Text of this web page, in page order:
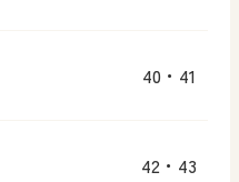
40・41
42・43